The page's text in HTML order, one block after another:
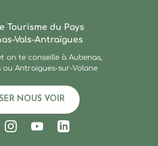
Tourisme du Pays
Vals-Antraïgues
on te conseille à Aubenas,
ou Antraigues-sur-Volane
NOUS VOIR
nous sur Facebook
Suivez-nous sur Instagram
Suivez-nous sur
Suivez-nous sur